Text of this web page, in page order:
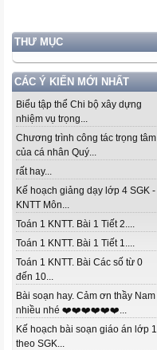
THƯ MỤC
CÁC Ý KIẾN MỚI NHẤT
Biểu tập thể Chi bộ xây dựng
nhiệm vụ trọng...
Chương trình công tác trọng tâm
của cá nhân Quý...
rất hay...
Kế hoạch giảng dạy lớp 4 SGK -
KNTT Môn...
Toán 1 KNTT. Bài 1 Tiết 2....
Toán 1 KNTT. Bài 1 Tiết 1....
Toán 1 KNTT. Bài Các số từ 0
đến 10...
Bài soạn hay. Cảm ơn thầy Nam
nhiều nhé ❤️❤️❤️❤️❤️❤️...
Kế hoạch bài soạn giáo án lớp 1
theo SGK...